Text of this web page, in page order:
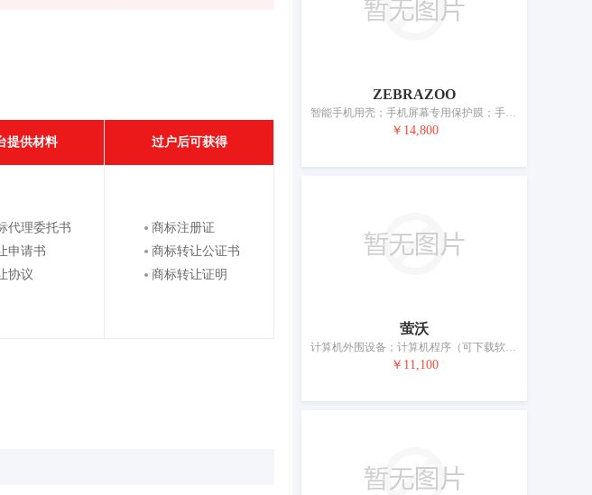
提供材料 过户后可获得
代理委托书
申请书
协议
商标注册证
商标转让公证书
商标转让证明
ZEBRAZOO
智能手机用壳；手机屏幕专用保护膜；手提电话；头戴式耳机；电源材料（电线、电缆）；电开关；可下载的计算机应用软件；移动电源（可充电电池）；照相机（摄影）；眼镜
￥14,800
萤沃
计算机外围设备；计算机程序（可下载软件）；收银机；数据处理设备；手提电话；便携式媒体播放器；电源材料（电线、电缆）；移动电源（可充电电池）；电子防盗装置；眼镜
￥11,100